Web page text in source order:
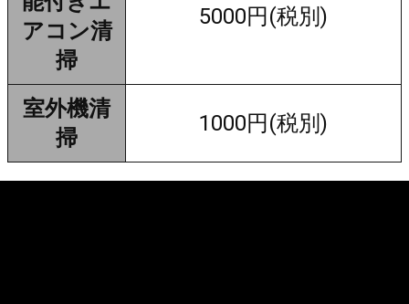
アコン清
掃
5000円(税別)
室外機清
掃
1000円(税別)